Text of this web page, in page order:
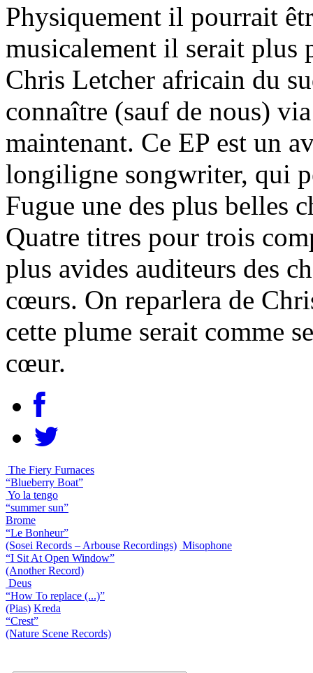
Physiquement il pourrait
musicalement il serait plus
Chris Letcher africain du
connaître (sauf de nous)
maintenant. Ce EP est un
longiligne songwriter, qui
Fugue une des plus belles
Quatre titres pour trois
plus avides auditeurs des
cœurs. On reparlera de
cette plume serait comme
cœur.
The Fiery Furnaces
“Blueberry Boat”
Yo la tengo
“summer sun”
Brome
“Le Bonheur”
(Sosei Records – Arbouse Recordings) Misophone
“I Sit At Open Window”
(Another Record)
Deus
“How To replace (...)”
(Pias) Kreda
“Crest”
(Nature Scene Records)